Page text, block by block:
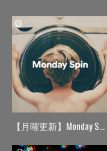
【月曜更新】Monday Spin